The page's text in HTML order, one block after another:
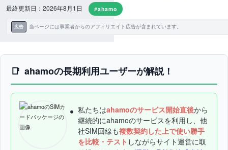
最終更新日：2026年8月1日 #ahamo
広告 当ページには事業者からのアフィリエイト広告が含まれています。
ahamoの長期利用ユーザーが解説！
私たちはahamoのサービス開始直後から
継続的にahamoのサービスを利用し、他
社SIM回線も複数契約した上で使い勝手
を比較・テスト しながらサイト運営に取